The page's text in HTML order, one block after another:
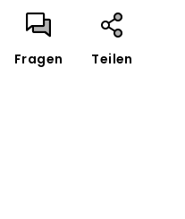
Fragen Teilen